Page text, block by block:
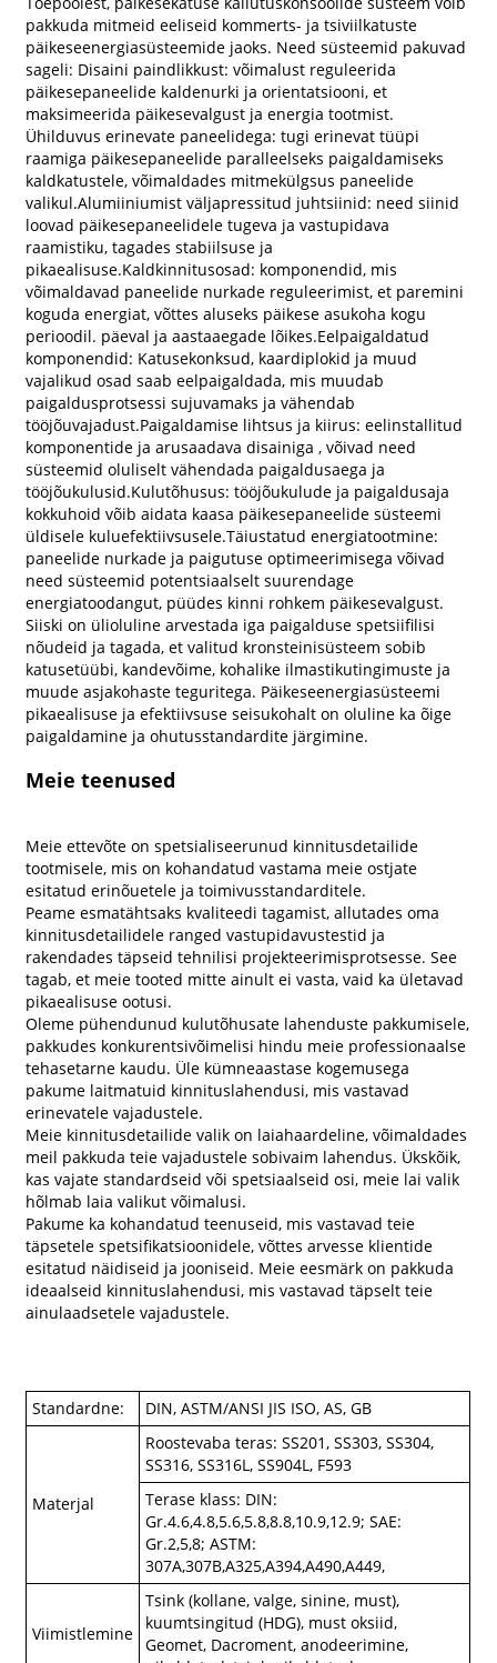
pakkuda mitmeid eeliseid kommerts- ja tsiviilkatuste
päikeseenergiasüsteemide jaoks. Need süsteemid pakuvad
sageli: Disaini paindlikkust: võimalust reguleerida
päikesepaneelide kaldenurki ja orientatsiooni, et
maksimeerida päikesevalgust ja energia tootmist.
Ühilduvus erinevate paneelidega: tugi erinevat tüüpi
raamiga päikesepaneelide paralleelseks paigaldamiseks
kaldkatustele, võimaldades mitmekülgsus paneelide
valikul.Alumiiniumist väljapressitud juhtsiinid: need siinid
loovad päikesepaneelidele tugeva ja vastupidava
raamistiku, tagades stabiilsuse ja
pikaealisuse.Kaldkinnitusosad: komponendid, mis
võimaldavad paneelide nurkade reguleerimist, et paremini
koguda energiat, võttes aluseks päikese asukoha kogu
perioodil. päeval ja aastaaegade lõikes.Eelpaigaldatud
komponendid: Katusekonksud, kaardiplokid ja muud
vajalikud osad saab eelpaigaldada, mis muudab
paigaldusprotsessi sujuvamaks ja vähendab
tööjõuvajadust.Paigaldamise lihtsus ja kiirus: eelinstallitud
komponentide ja arusaadava disainiga , võivad need
süsteemid oluliselt vähendada paigaldusaega ja
tööjõukulusid.Kulutõhusus: tööjõukulude ja paigaldusaja
kokkuhoid võib aidata kaasa päikesepaneelide süsteemi
üldisele kuluefektiivsusele.Täiustatud energiatootmine:
paneelide nurkade ja paigutuse optimeerimisega võivad
need süsteemid potentsiaalselt suurendage
energiatoodangut, püüdes kinni rohkem päikesevalgust.
Siiski on ülioluline arvestada iga paigalduse spetsiifilisi
nõudeid ja tagada, et valitud kronsteinisüsteem sobib
katusetüübi, kandevõime, kohalike ilmastikutingimuste ja
muude asjakohaste teguritega. Päikeseenergiasüsteemi
pikaealisuse ja efektiivsuse seisukohalt on oluline ka õige
paigaldamine ja ohutusstandardite järgimine.
Meie teenused
Meie ettevõte on spetsialiseerunud kinnitusdetailide
tootmisele, mis on kohandatud vastama meie ostjate
esitatud erinõuetele ja toimivusstandarditele.
Peame esmatähtsaks kvaliteedi tagamist, allutades oma
kinnitusdetailidele ranged vastupidavustestid ja
rakendades täpseid tehnilisi projekteerimisprotsesse. See
tagab, et meie tooted mitte ainult ei vasta, vaid ka ületavad
pikaealisuse ootusi.
Oleme pühendunud kulutõhusate lahenduste pakkumisele,
pakkudes konkurentsivõimelisi hindu meie professionaalse
tehasetarne kaudu. Üle kümneaastase kogemusega
pakume laitmatuid kinnituslahendusi, mis vastavad
erinevatele vajadustele.
Meie kinnitusdetailide valik on laiahaardeline, võimaldades
meil pakkuda teie vajadustele sobivaim lahendus. Ükskõik,
kas vajate standardseid või spetsiaalseid osi, meie lai valik
hõlmab laia valikut võimalusi.
Pakume ka kohandatud teenuseid, mis vastavad teie
täpsetele spetsifikatsioonidele, võttes arvesse klientide
esitatud näidiseid ja jooniseid. Meie eesmärk on pakkuda
ideaalseid kinnituslahendusi, mis vastavad täpselt teie
ainulaadsetele vajadustele.
Standardne: DIN, ASTM/ANSI JIS ISO, AS, GB
Materjal
Roostevaba teras: SS201, SS303, SS304,
SS316, SS316L, SS904L, F593
Terase klass: DIN:
Gr.4.6,4.8,5.6,5.8,8.8,10.9,12.9; SAE:
Gr.2,5,8; ASTM:
307A,307B,A325,A394,A490,A449,
Viimistlemine
Tsink (kollane, valge, sinine, must),
kuumtsingitud (HDG), must oksiid,
Geomet, Dacroment, anodeerimine,